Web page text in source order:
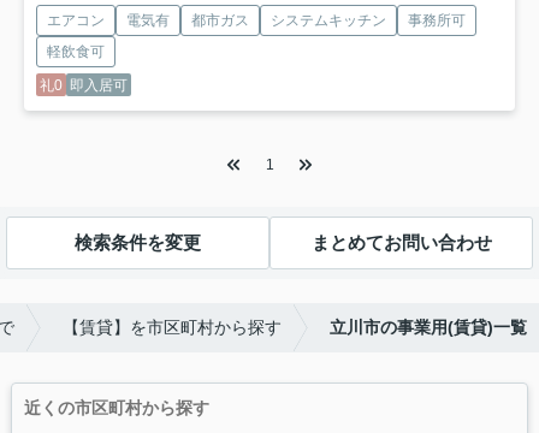
エアコン 電気有 都市ガス システムキッチン
事務所可
軽飲食可
礼0 即入居可
1
検索条件を変更 まとめてお問い合わせ
【賃貸】を市区町村から探す 立川市の事業用(賃貸)一覧
近くの市区町村から探す